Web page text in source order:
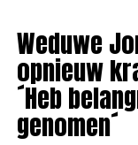
Weduwe
opnieuw
´Heb
genomen´